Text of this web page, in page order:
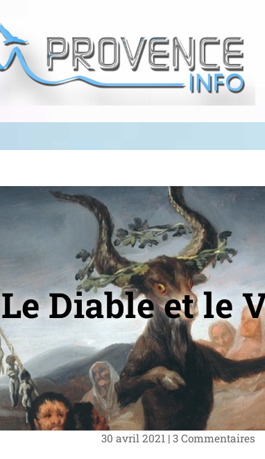
Le Diable et le
30 avril 2021 | 3 Commentaires